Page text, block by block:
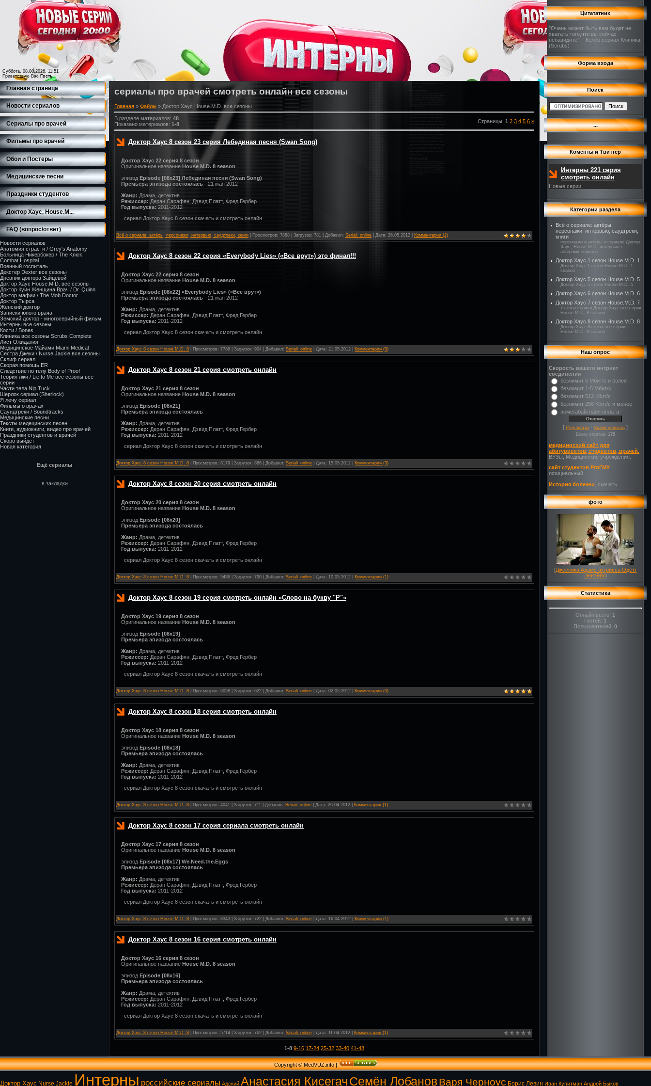
Суббота, 08.08.2026, 11:51
Приветствую Вас Гость
Главная страница
Новости сериалов
Сериалы про врачей
Фильмы про врачей
Обои и Постеры
Медицинские песни
Праздники студентов
Доктор Хаус, House.M...
FAQ (вопрос/ответ)
Новости сериалов
Анатомия страсти / Grey's Anatomy
Больница Никербокер / The Knick
Combat Hospital
Военный госпиталь
Декстер Dexter все сезоны
Дневник доктора Зайцевой
Доктор Хаус House.M.D. все сезоны
Доктор Куин Женщина Врач / Dr. Quinn
Доктор мафии / The Mob Doctor
Доктор Тырса
Женский доктор
Записки юного врача
Земский доктор - многосерийный фильм
Интерны все сезоны
Кости / Bones
Клиника все сезоны Scrubs Complete
Лист Ожидания
Медицинское Майами Miami Medical
Сестра Джеки / Nurse Jackie все сезоны
Склиф сериал
Скорая помощь ER
Следствие по телу Body of Proof
Теория лжи / Lie to Me все сезоны все
серии
Части тела Nip Tuck
Шерлок сериал (Sherlock)
Я лечу сериал
Фильмы о врачах
Саундтреки / Soundtracks
Медицинские песни
Тексты медецинских песен
Книги, аудиокниги, видео про врачей
Праздники студентов и врачей
Скоро выйдет
Новая категория
Ещё сериалы
в закладки
сериалы про врачей смотреть онлайн все сезоны
Главная » Файлы » Доктор Хаус House.M.D. все сезоны
В разделе материалов: 48
Показано материалов: 1-8 Страницы: 1 2 3 4 5 6 »
Доктор Хаус 8 сезон 23 серия Лебединая песня (Swan Song)
Доктор Хаус 22 серия 8 сезон
Оригинальное название House M.D. 8 season
эпизод Episode [08x23] Лебединая песня (Swan Song)
Премьера эпизода состоялась - 21 мая 2012
Жанр: Драма, детектив
Режиссер: Деран Сарафян, Дэвид Платт, Фред Гербер
Год выпуска: 2011-2012
сериал Доктор Хаус 8 сезон скачать и смотреть онлайн
Всё о сериале: актёры, персонажи, интервью, саудтреки, книги | Просмотров: 7888 | Загрузок: 781 | Добавил: Seriali_online | Дата: 26.05.2012 Комментарии (2)
Доктор Хаус 8 сезон 22 серия «Everybody Lies» («Все врут») это финал!!!
Доктор Хаус 22 серия 8 сезон
Оригинальное название House M.D. 8 season
эпизод Episode [08x22] «Everybody Lies» («Все врут»)
Премьера эпизода состоялась - 21 мая 2012
Жанр: Драма, детектив
Режиссер: Деран Сарафян, Дэвид Платт, Фред Гербер
Год выпуска: 2011-2012
сериал Доктор Хаус 8 сезон скачать и смотреть онлайн
Доктор Хаус 8 сезон House.M.D. 8 | Просмотров: 7786 | Загрузок: 904 | Добавил: Seriali_online | Дата: 21.05.2012 Комментарии (0)
Доктор Хаус 8 сезон 21 серия смотреть онлайн
Доктор Хаус 21 серия 8 сезон
Оригинальное название House M.D. 8 season
эпизод Episode [08x21]
Премьера эпизода состоялась
Жанр: Драма, детектив
Режиссер: Деран Сарафян, Дэвид Платт, Фред Гербер
Год выпуска: 2011-2012
сериал Доктор Хаус 8 сезон скачать и смотреть онлайн
Доктор Хаус 8 сезон House.M.D. 8 | Просмотров: 8179 | Загрузок: 886 | Добавил: Seriali_online | Дата: 15.05.2012 Комментарии (3)
Доктор Хаус 8 сезон 20 серия смотреть онлайн
Доктор Хаус 20 серия 8 сезон
Оригинальное название House M.D. 8 season
эпизод Episode [08x20]
Премьера эпизода состоялась
Жанр: Драма, детектив
Режиссер: Деран Сарафян, Дэвид Платт, Фред Гербер
Год выпуска: 2011-2012
сериал Доктор Хаус 8 сезон скачать и смотреть онлайн
Доктор Хаус 8 сезон House.M.D. 8 | Просмотров: 5436 | Загрузок: 790 | Добавил: Seriali_online | Дата: 10.05.2012 Комментарии (1)
Доктор Хаус 8 сезон 19 серия смотреть онлайн «Слово на букву "Р"»
Доктор Хаус 19 серия 8 сезон
Оригинальное название House M.D. 8 season
эпизод Episode [08x19]
Премьера эпизода состоялась
Жанр: Драма, детектив
Режиссер: Деран Сарафян, Дэвид Платт, Фред Гербер
Год выпуска: 2011-2012
сериал Доктор Хаус 8 сезон скачать и смотреть онлайн
Доктор Хаус 8 сезон House.M.D. 8 | Просмотров: 6058 | Загрузок: 622 | Добавил: Seriali_online | Дата: 02.05.2012 Комментарии (0)
Доктор Хаус 8 сезон 18 серия смотреть онлайн
Доктор Хаус 18 серия 8 сезон
Оригинальное название House M.D. 8 season
эпизод Episode [08x18]
Премьера эпизода состоялась
Жанр: Драма, детектив
Режиссер: Деран Сарафян, Дэвид Платт, Фред Гербер
Год выпуска: 2011-2012
сериал Доктор Хаус 8 сезон скачать и смотреть онлайн
Доктор Хаус 8 сезон House.M.D. 8 | Просмотров: 4041 | Загрузок: 711 | Добавил: Seriali_online | Дата: 26.04.2012 Комментарии (1)
Доктор Хаус 8 сезон 17 серия сериала смотреть онлайн
Доктор Хаус 17 серия 8 сезон
Оригинальное название House M.D. 8 season
эпизод Episode [08x17] We.Need.the.Eggs
Премьера эпизода состоялась
Жанр: Драма, детектив
Режиссер: Деран Сарафян, Дэвид Платт, Фред Гербер
Год выпуска: 2011-2012
сериал Доктор Хаус 8 сезон скачать и смотреть онлайн
Доктор Хаус 8 сезон House.M.D. 8 | Просмотров: 3343 | Загрузок: 722 | Добавил: Seriali_online | Дата: 16.04.2012 Комментарии (1)
Доктор Хаус 8 сезон 16 серия смотреть онлайн
Доктор Хаус 16 серия 8 сезон
Оригинальное название House M.D. 8 season
эпизод Episode [08x16]
Премьера эпизода состоялась
Жанр: Драма, детектив
Режиссер: Деран Сарафян, Дэвид Платт, Фред Гербер
Год выпуска: 2011-2012
сериал Доктор Хаус 8 сезон скачать и смотреть онлайн
Доктор Хаус 8 сезон House.M.D. 8 | Просмотров: 5714 | Загрузок: 762 | Добавил: Seriali_online | Дата: 11.04.2012 Комментарии (1)
1-8 9-16 17-24 25-32 33-40 41-48
Цитататник
"Очень может быть вам будет не
хватать того,что вы сейчас
ненавидите”, - Келсо сериал Клиника
(Scrubs)
Форма входа
Поиск
...
Коменты и Твиттер
Интерны 221 серия
смотреть онлайн
Новые серии!
Категории раздела
Всё о сериале: актёры,
персонажи, интервью, саудтреки,
книги
персонажи и актёры в сериале Доктор
Хаус, House.M.D. интервью с
актёрами сериала
Доктор Хаус 1 сезон House.M.D. 1
Доктор Хаус 1 сезон House.M.D. 1
season
Доктор Хаус 5 сезон House.M.D. 5
Доктор Хаус 5 сезон House.M.D. 5
Доктор Хаус 6 сезон House.M.D. 6
Доктор Хаус 7 сезон House.M.D. 7
7 сезон сериал Доктор Хаус все серии
House.M.D. 8 season
Доктор Хаус 8 сезон House.M.D. 8
Доктор Хаус 8 сезон все серии
House.M.D. 8 season
Наш опрос
Скорость вашего интрнет
соединения
безлимит 5 Мбит/c и более
безлимит 1-5 Мбит/c
безлимит 512 Кбит/c
безлимит 256 Кбит/c и менее
помегабайтнаня оплата
[ Результаты · Архив опросов ]
Всего ответов: 175
медицинский сайт для
абитуриентов, студентов, врачей.
ВУЗы, Медицинские учреждения.
сайт студентов РязГМУ
официальный
История болезни , скачать
фото
[Джессика Адамс актрисса Одетт
Эннэйбл]
Статистика
Онлайн всего: 1
Гостей: 1
Пользователей: 0
Copyright © MedVUZ.info|
Доктор Хаус Nurse Jackie Интерны российские сериалы Адский Анастасия КисегачСемён ЛобановВаря Черноус Борис Левин Иван Купитман Андрей Быков